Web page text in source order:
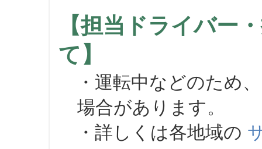
【担当ドライバー
て】
・運転中などのため
場合があります。
・詳しくは各地域の